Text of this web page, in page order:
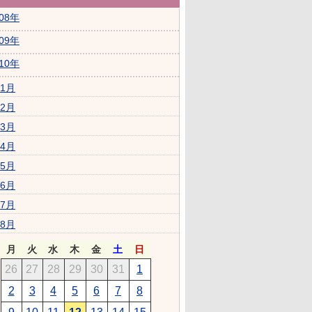
年
年
年
1月
2月
3月
4月
5月
6月
7月
8月
月 火 水 木 金 土 日
26 27 28 29 30 31
1
2
3 4 5 6 7
8